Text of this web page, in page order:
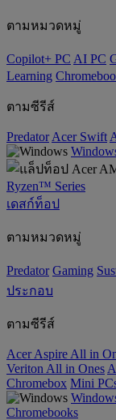
ตามหมวดหมู่
Copilot+ PC AI PC
‌Learning
ตามซีรีส์
Predator Acer Swift
Ryzen™ Series
เดสก์ท็อป
ตามหมวดหมู่
Predator Gaming
ประกอบ
ตามซีรีส์
Acer Aspire All in
Veriton All in Ones
Chromebox Mini
Chromebooks